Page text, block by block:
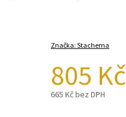
Značka: Stachema
805 Kč
665 Kč bez DPH